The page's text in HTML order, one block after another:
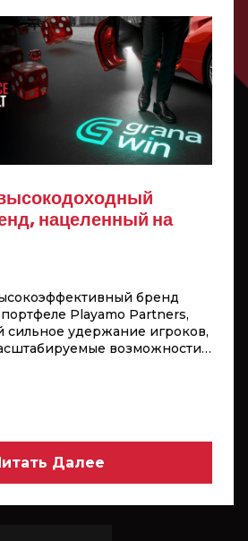
нацеленный на
бренд
Playamo Partners,
удержание игроков,
возможности
локализованный игровой
с гибкими комиссиями и
Далее